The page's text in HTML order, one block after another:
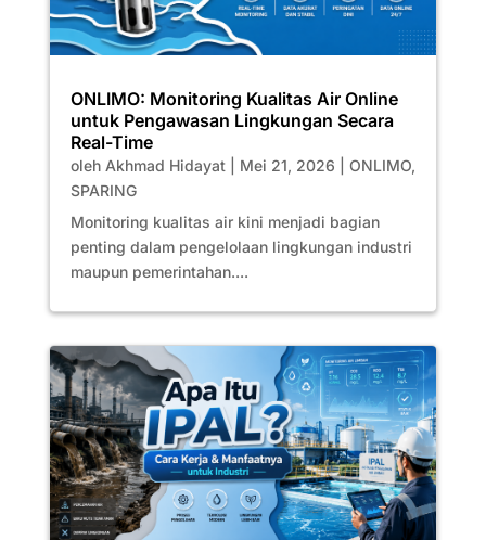
ONLIMO: Monitoring Kualitas Air Online
untuk Pengawasan Lingkungan Secara
Real-Time
oleh Akhmad Hidayat| Mei 21, 2026 ONLIMO,
SPARING
Monitoring kualitas air kini menjadi bagian
penting dalam pengelolaan lingkungan industri
maupun pemerintahan....